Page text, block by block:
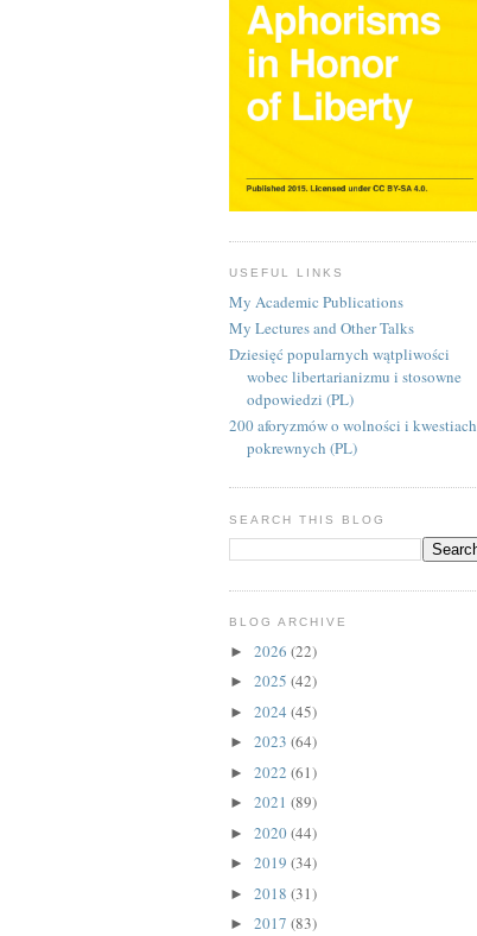
USEFUL LINKS
My Academic Publications
My Lectures and Other Talks
Dziesięć popularnych wątpliwości
wobec libertarianizmu i stosowne
odpowiedzi (PL)
200 aforyzmów o wolności i kwestiach
pokrewnych (PL)
SEARCH THIS BLOG
BLOG ARCHIVE
► 2026 (22)
► 2025 (42)
► 2024 (45)
► 2023 (64)
► 2022 (61)
► 2021 (89)
► 2020(44)
► 2019 (34)
► 2018 (31)
► 2017 (83)